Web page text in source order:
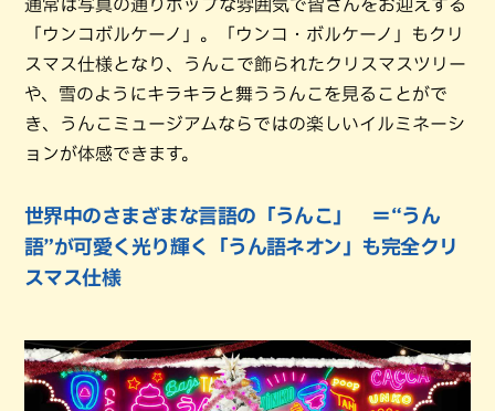
通常は写真の通りポップな雰囲気で皆さんをお迎えする
「ウンコボルケーノ」。「ウンコ・ボルケーノ」もクリ
スマス仕様となり、うんこで飾られたクリスマスツリー
や、雪のようにキラキラと舞ううんこを見ることがで
き、うんこミュージアムならではの楽しいイルミネーシ
ョンが体感できます。
世界中のさまざまな言語の「うんこ」 ＝“うん
語”が可愛く光り輝く「うん語ネオン」も完全クリ
スマス仕様